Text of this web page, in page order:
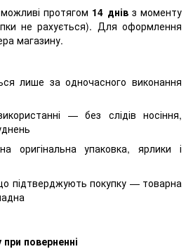
протягом 14 днівз моменту
не рахується). Для оформлення
магазину.
лише за одночасного виконання
— без слідів носіння,
оригінальна упаковка, ярлики і
підтверджують покупку — товарна
поверненні